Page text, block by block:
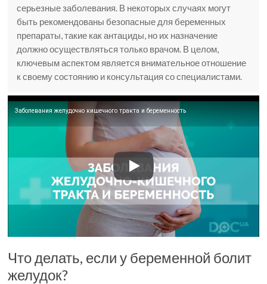
серьезные заболевания. В некоторых случаях могут
быть рекомендованы безопасные для беременных
препараты, такие как антациды, но их назначение
должно осуществляться только врачом. В целом,
ключевым аспектом является внимательное отношение
к своему состоянию и консультация со специалистами.
Заболевания желудочно кишечного тракта и беременность
Что делать, если у беременной болит
желудок?